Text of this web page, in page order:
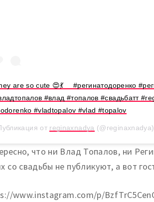
are so cute 😍💃 ⠀ #регинатодоренко
#влад #топалов #свадьбатт
#vladtopalov #vlad #topalov
от reginaxnadya (@reginaxnadya)
что ни Влад Топалов, ни
со свадьбы не публикуют, а вот
www.instagram.com/p/